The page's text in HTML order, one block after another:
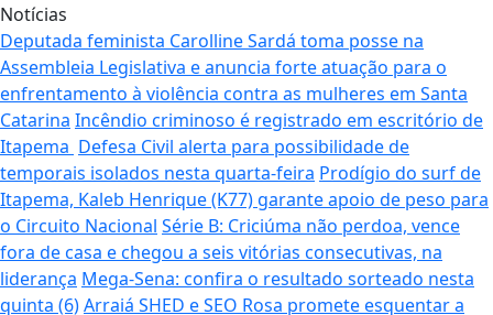
Notícias
Deputada feminista Carolline Sardá toma posse na
Assembleia Legislativa e anuncia forte atuação para o
enfrentamento à violência contra as mulheres em Santa
Catarina Incêndio criminoso é registrado em escritório de
Itapema Defesa Civil alerta para possibilidade de
temporais isolados nesta quarta-feira Prodígio do surf de
Itapema, Kaleb Henrique (K77) garante apoio de peso para
o Circuito Nacional Série B: Criciúma não perdoa, vence
fora de casa e chegou a seis vitórias consecutivas, na
liderança Mega-Sena: confira o resultado sorteado nesta
quinta (6)Arraiá SHED e SEO Rosa promete esquentar a